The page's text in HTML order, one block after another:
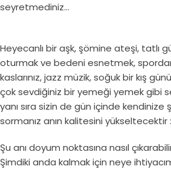
seyretmediniz…
Heyecanlı bir aşk, şömine ateşi, tatlı
oturmak ve bedeni esnetmek,
kaslarınız, jazz müzik, soğuk bir kış
çok sevdiğiniz bir yemeği yemek gibi
yanı sıra sizin de gün içinde kendinize
sormanız anın kalitesini yükseltecektir :
Şu anı doyum noktasına nasıl
Şimdiki anda kalmak için neye